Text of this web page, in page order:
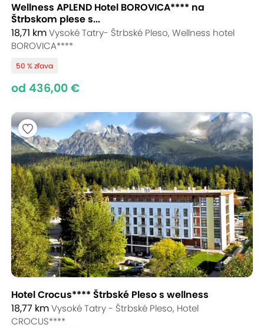
Wellness APLEND Hotel BOROVICA**** na
Štrbskom plese s...
18,71 kmVysoké Tatry- Štrbské Pleso, Wellness hotel
BOROVICA****
50 % zľava
od 436,00 €
Hotel Crocus**** Štrbské Pleso s wellness
18,77 kmVysoké Tatry - Štrbské Pleso, Hotel
CROCUS****